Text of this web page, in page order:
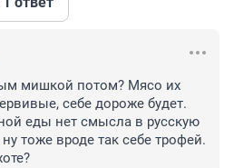
мишкой потом? Мясо их
себе дороже будет.
еды нет смысла в русскую
тоже вроде так себе трофей.